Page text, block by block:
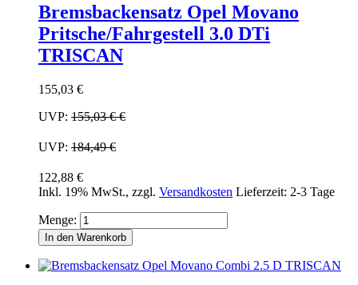
Bremsbackensatz Opel Movano
Pritsche/Fahrgestell 3.0 DTi
TRISCAN
155,03 €
UVP: 155,03 €€
UVP: 184,49 €
122,88 €
Inkl. 19% MwSt., zzgl. Versandkosten Lieferzeit: 2-3 Tage
Menge:
In den Warenkorb